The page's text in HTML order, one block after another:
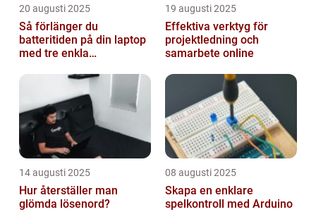
20 augusti 2025
Så förlänger du
batteritiden på din laptop
med tre enkla
19 augusti 2025
Effektiva verktyg för
projektledning och
samarbete online
14 augusti 2025
Hur återställer man
glömda lösenord?
08 augusti 2025
Skapa en enklare
spelkontroll med Arduino